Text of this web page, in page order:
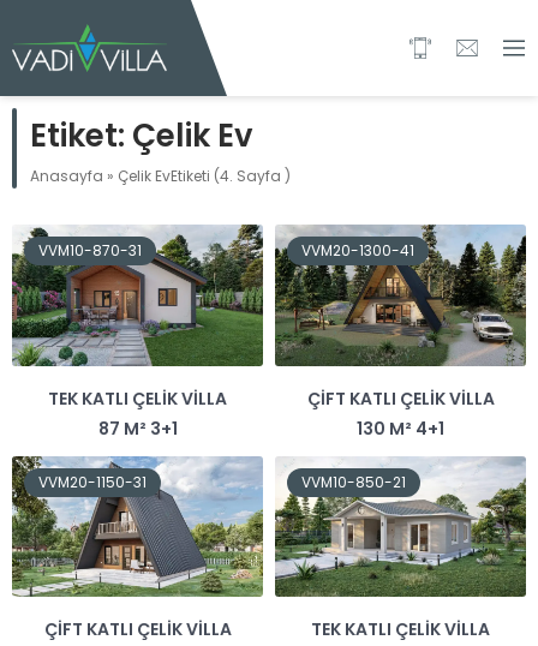
Etiket: Çelik Ev
Anasayfa » Çelik EvEtiketi (4. Sayfa )
VVM10-870-31
TEK KATLI ÇELIK VILLA
87 M² 3+1
VVM20-1300-41
ÇIFT KATLI ÇELIK VILLA
130 M² 4+1
VVM20-1150-31
ÇIFT KATLI ÇELIK VILLA
VVM10-850-21
TEK KATLI ÇELIK VILLA